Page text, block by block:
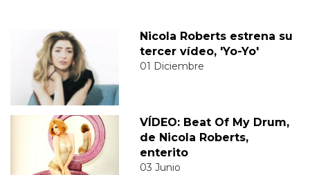
Nicola Roberts estrena su
tercer vídeo, 'Yo-Yo'
01 Diciembre
VÍDEO: Beat Of My Drum,
de Nicola Roberts,
enterito
03 Junio